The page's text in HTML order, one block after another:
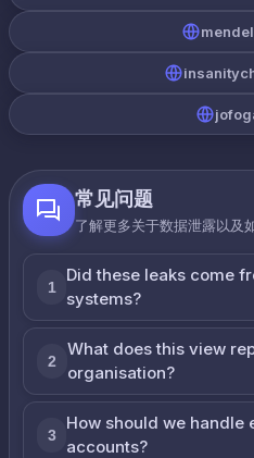
常见问题
了解更多关于数据泄露以及
1
Did these leaks come
systems?
2
What does this view
organisation?
3
How should we handle
accounts?